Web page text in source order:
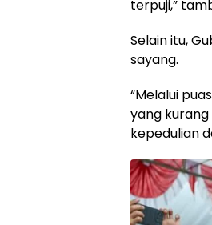
terpuji,”
Selain itu,
sayang.
“Melalui
yang
kepedulian